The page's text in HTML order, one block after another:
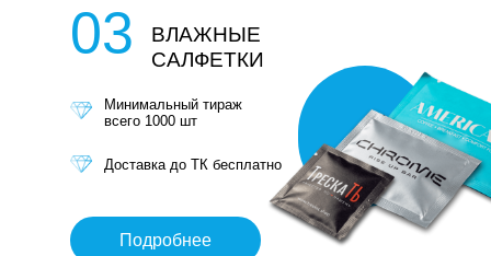
03
ВЛАЖНЫЕ
САЛФЕТКИ
Минимальный тираж
всего 1000 шт
Доставка до ТК бесплатно
Подробнее